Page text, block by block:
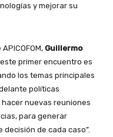
y mejorar su
Guillermo
primer encuentro es
los temas principales
políticas
hacer nuevas reuniones
para generar
de cada caso”.